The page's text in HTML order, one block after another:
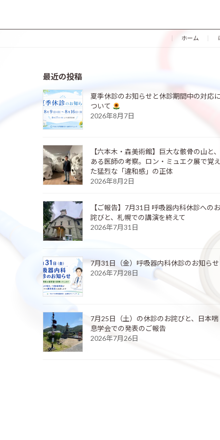
ホーム
最近の投稿
夏季休診のお知らせと休診期間中の対応
ついて
2026年8月7日
【六本木・森美術館】巨大な骸骨の山と、
ある医師の考察。ロン・ミュエク展で覚
た猛烈な「違和感」の正体
2026年8月2日
【ご報告】7月31日 呼吸器内科休診へのお
詫びと、札幌での講演を終えて
2026年7月31日
7月31日（金）呼吸器内科休診のお知らせ
2026年7月28日
7月25日（土）の休診のお詫びと、日本喘
息学会での発表のご報告
2026年7月26日